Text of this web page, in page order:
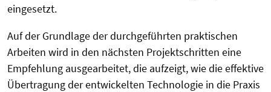
eingesetzt.
Auf der Grundlage der durchgeführten praktischen
Arbeiten wird in den nächsten Projektschritten eine
Empfehlung ausgearbeitet, die aufzeigt, wie die effektive
Übertragung der entwickelten Technologie in die Praxis